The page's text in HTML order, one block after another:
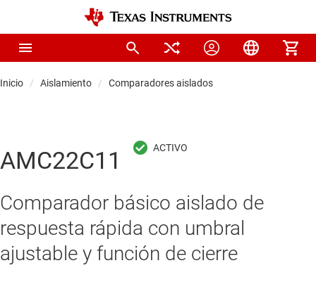
Inicio Aislamiento Comparadores aislados
AMC22C11
Comparador básico aislado de
respuesta rápida con umbral
ajustable y función de cierre